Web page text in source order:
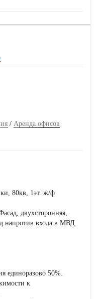
/ Аренда офисов
80кв, 1эт. ж/ф
двухсторонняя,
напротив входа в МВД.
единоразово 50%.
к